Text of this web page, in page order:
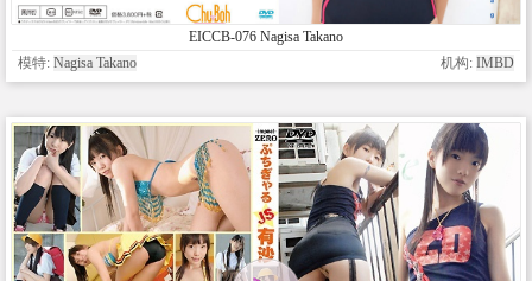
EICCB-076 Nagisa Takano
模特: Nagisa Takano 机构: IMBD